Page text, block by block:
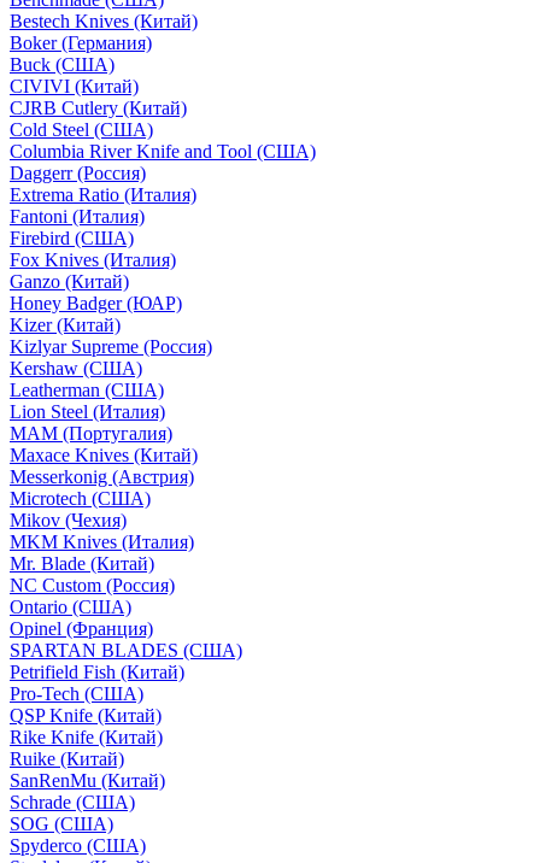
Bestech Knives (Китай)
Boker (Германия)
Buck (США)
CIVIVI (Китай)
CJRB Cutlery (Китай)
Cold Steel (США)
Columbia River Knife and Tool (США)
Daggerr (Россия)
Extrema Ratio (Италия)
Fantoni (Италия)
Firebird (США)
Fox Knives (Италия)
Ganzo (Китай)
Honey Badger (ЮАР)
Kizer (Китай)
Kizlyar Supreme (Россия)
Kershaw (США)
Leatherman (США)
Lion Steel (Италия)
MAM (Португалия)
Maxace Knives (Китай)
Messerkonig (Австрия)
Microtech (США)
Mikov (Чехия)
MKM Knives (Италия)
Mr. Blade (Китай)
NC Custom (Россия)
Ontario (США)
Opinel (Франция)
SPARTAN BLADES (США)
Petrifield Fish (Китай)
Pro-Tech (США)
QSP Knife (Китай)
Rike Knife (Китай)
Ruike (Китай)
SanRenMu (Китай)
Schrade (США)
SOG (США)
Spyderco (США)